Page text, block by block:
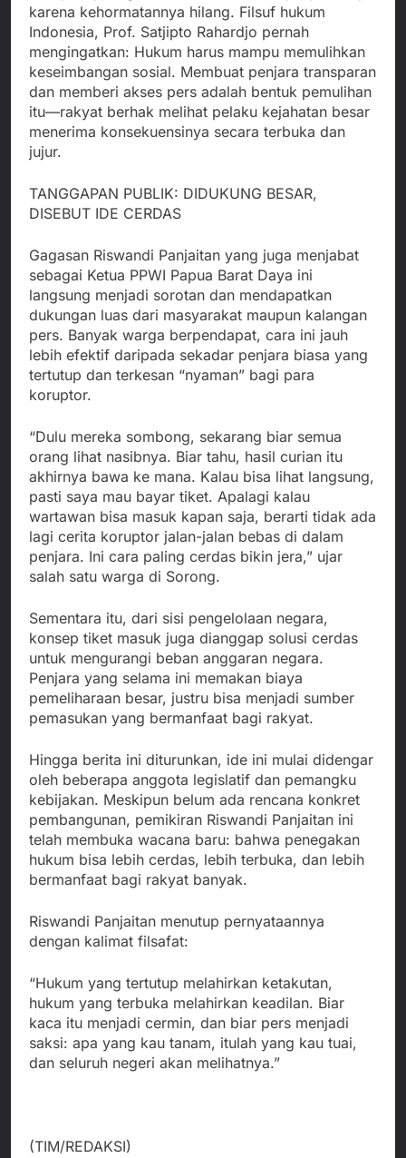
karena kehormatannya hilang. Filsuf hukum
Indonesia, Prof. Satjipto Rahardjo pernah
mengingatkan: Hukum harus mampu memulihkan
keseimbangan sosial. Membuat penjara transparan
dan memberi akses pers adalah bentuk pemulihan
itu—rakyat berhak melihat pelaku kejahatan besar
menerima konsekuensinya secara terbuka dan
jujur.
TANGGAPAN PUBLIK: DIDUKUNG BESAR,
DISEBUT IDE CERDAS
Gagasan Riswandi Panjaitan yang juga menjabat
sebagai Ketua PPWI Papua Barat Daya ini
langsung menjadi sorotan dan mendapatkan
dukungan luas dari masyarakat maupun kalangan
pers. Banyak warga berpendapat, cara ini jauh
lebih efektif daripada sekadar penjara biasa yang
tertutup dan terkesan “nyaman” bagi para
koruptor.
“Dulu mereka sombong, sekarang biar semua
orang lihat nasibnya. Biar tahu, hasil curian itu
akhirnya bawa ke mana. Kalau bisa lihat langsung,
pasti saya mau bayar tiket. Apalagi kalau
wartawan bisa masuk kapan saja, berarti tidak ada
lagi cerita koruptor jalan-jalan bebas di dalam
penjara. Ini cara paling cerdas bikin jera,” ujar
salah satu warga di Sorong.
Sementara itu, dari sisi pengelolaan negara,
konsep tiket masuk juga dianggap solusi cerdas
untuk mengurangi beban anggaran negara.
Penjara yang selama ini memakan biaya
pemeliharaan besar, justru bisa menjadi sumber
pemasukan yang bermanfaat bagi rakyat.
Hingga berita ini diturunkan, ide ini mulai didengar
oleh beberapa anggota legislatif dan pemangku
kebijakan. Meskipun belum ada rencana konkret
pembangunan, pemikiran Riswandi Panjaitan ini
telah membuka wacana baru: bahwa penegakan
hukum bisa lebih cerdas, lebih terbuka, dan lebih
bermanfaat bagi rakyat banyak.
Riswandi Panjaitan menutup pernyataannya
dengan kalimat filsafat:
“Hukum yang tertutup melahirkan ketakutan,
hukum yang terbuka melahirkan keadilan. Biar
kaca itu menjadi cermin, dan biar pers menjadi
saksi: apa yang kau tanam, itulah yang kau tuai,
dan seluruh negeri akan melihatnya.”
(TIM/REDAKSI)